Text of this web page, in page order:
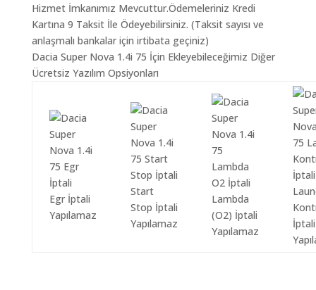
Hizmet İmkanımız Mevcuttur.Ödemeleriniz Kredi
Kartına 9 Taksit İle Ödeyebilirsiniz. (Taksit sayısı ve
anlaşmalı bankalar için irtibata geçiniz)
Dacia Super Nova 1.4i 75 İçin Ekleyebileceğimiz Diğer
Ücretsiz Yazılım Opsiyonları
Egr İptali
Yapılamaz
Start
Stop İptali
Yapılamaz
Lambda
(O2) İptali
Yapılamaz
İptali